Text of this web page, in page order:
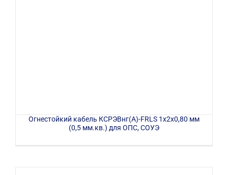
Огнестойкий кабель КСРЭВнг(А)-FRLS 1х2х0,80 мм
(0,5 мм.кв.) для ОПС, СОУЭ